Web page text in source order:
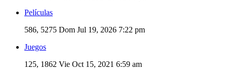
Películas
586, 5275 Dom Jul 19, 2026 7:22 pm
Juegos
125, 1862 Vie Oct 15, 2021 6:59 am